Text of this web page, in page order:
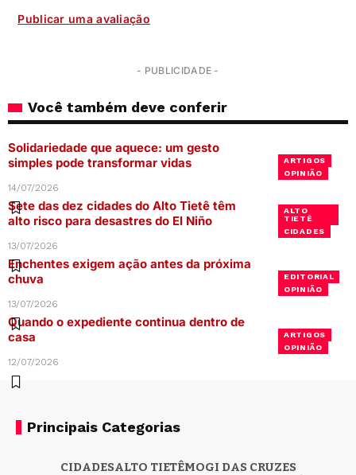
- PUBLICIDADE -
Você também deve conferir
ARTIGOS
OPINIÃO
Solidariedade que aquece: um gesto
simples pode transformar vidas
14/07/2026
ALTO
TIETÊ
CIDADES
Sete das dez cidades do Alto Tietê têm
alto risco para desastres do El Niño
13/07/2026
EDITORIAL
OPINIÃO
Enchentes exigem ação antes da próxima
chuva
13/07/2026
ARTIGOS
OPINIÃO
Quando o expediente continua dentro de
casa
12/07/2026
Principais Categorias
CIDADESALTO TIETÊMOGI DAS CRUZES